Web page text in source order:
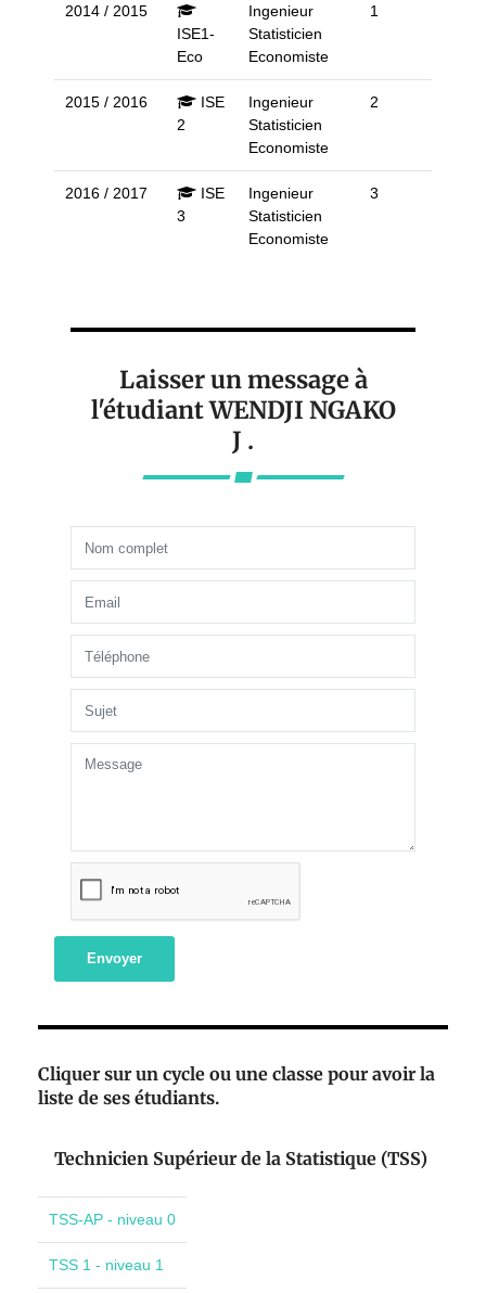
2014 / 2015
ISE1-
Eco
Ingenieur
Statisticien
Economiste
1
2015 / 2016
ISE
2
Ingenieur
Statisticien
Economiste
2
2016 / 2017
ISE
3
Ingenieur
Statisticien
Economiste
3
Laisser un message à
l'étudiant WENDJI NGAKO
J .
Envoyer
Cliquer sur un cycle ou une classe pour avoir la
liste de ses étudiants.
Technicien Supérieur de la Statistique (TSS)
TSS-AP - niveau 0
TSS 1 - niveau 1